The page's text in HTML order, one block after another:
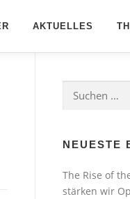
AKTUELLES
Suchen
nach:
NEUESTE
The Rise of
stärken wir